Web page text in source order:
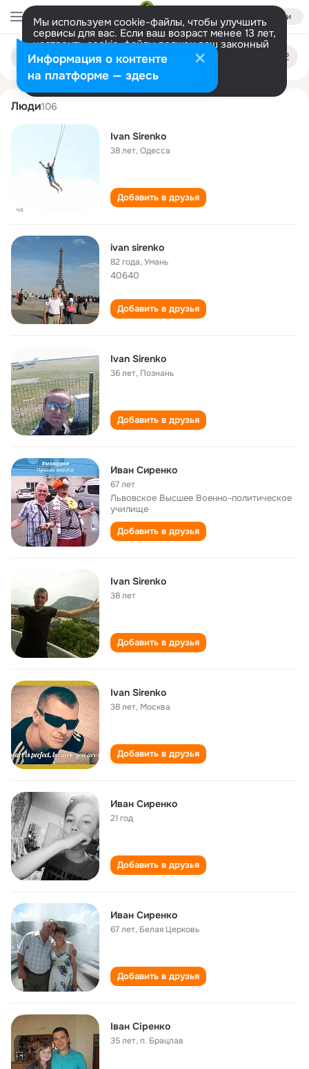
Войти
Мы используем cookie-файлы, чтобы улучшить
сервисы для вас. Если ваш возраст менее 13 лет,
настроить cookie-файлы должен ваш законный
представитель. Больше информации
Разрешить все Настроить
Поиск
людям
ivan sirenko
Люди106
Ivan Sirenko
38 лет,Одесса
Добавить в друзья
ivan sirenko
82 года,Умань
40640
Добавить в друзья
Ivan Sirenko
36 лет, Познань
Добавить в друзья
Иван Сиренко
67 лет
Львовское Высшее Военно-политическое
училище
Добавить в друзья
Ivan Sirenko
38 лет
Добавить в друзья
Ivan Sirenko
38 лет, Москва
Добавить в друзья
Иван Сиренко
21 год
Добавить в друзья
Иван Сиренко
67 лет, Белая Церковь
Добавить в друзья
Іван Сіренко
35 лет,п. Брацлав
Информация о контенте
на платформе — здесь